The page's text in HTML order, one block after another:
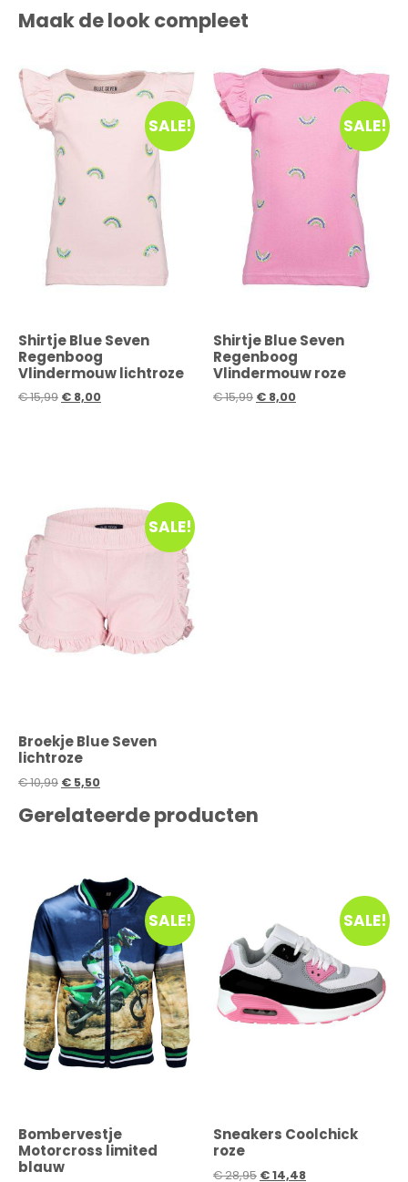
Maak de look compleet
SALE!
Shirtje Blue Seven
Regenboog
Vlindermouw lichtroze
€15,99 € 8,00
SALE!
Shirtje Blue Seven
Regenboog
Vlindermouw roze
€15,99 € 8,00
SALE!
Broekje Blue Seven
lichtroze
€10,99 € 5,50
Gerelateerde producten
SALE!
Bombervestje
Motorcross limited
blauw
SALE!
Sneakers Coolchick
roze
€28,95 €14,48